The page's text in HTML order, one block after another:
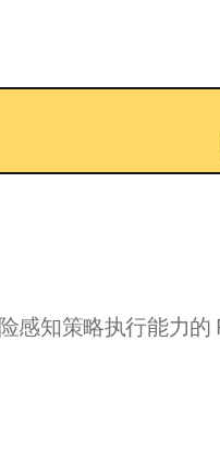
感知策略执行能力的